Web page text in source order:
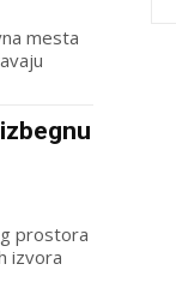
mesta
prostora
izvora